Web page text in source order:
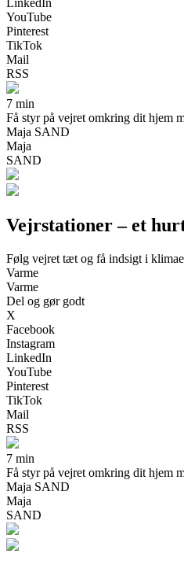
YouTube
Pinterest
TikTok
Mail
RSS
7 min
Få styr på vejret omkring dit hjem
Maja SAND
Maja
SAND
Vejrstationer – et
Følg vejret tæt og få indsigt i
Varme
Varme
Del og gør godt
X
Facebook
Instagram
LinkedIn
YouTube
Pinterest
TikTok
Mail
RSS
7 min
Få styr på vejret omkring dit hjem
Maja SAND
Maja
SAND